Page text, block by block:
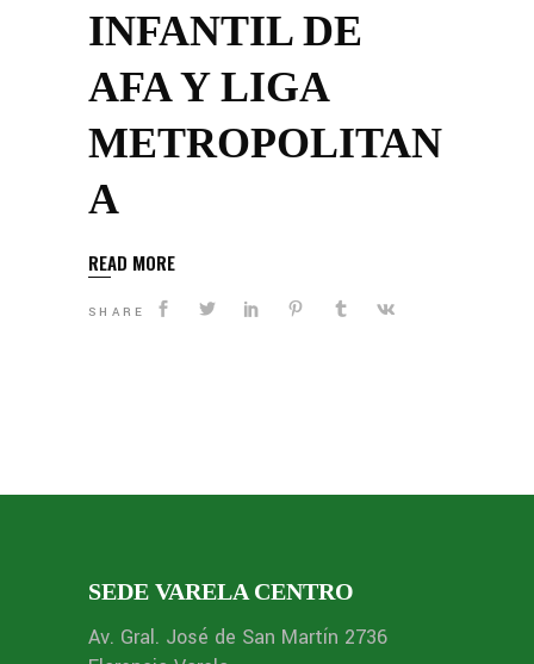
INFANTIL DE
AFA Y LIGA
METROPOLITAN
A
READ MORE
SHARE
SEDE VARELA CENTRO
Av. Gral. José de San Martín 2736